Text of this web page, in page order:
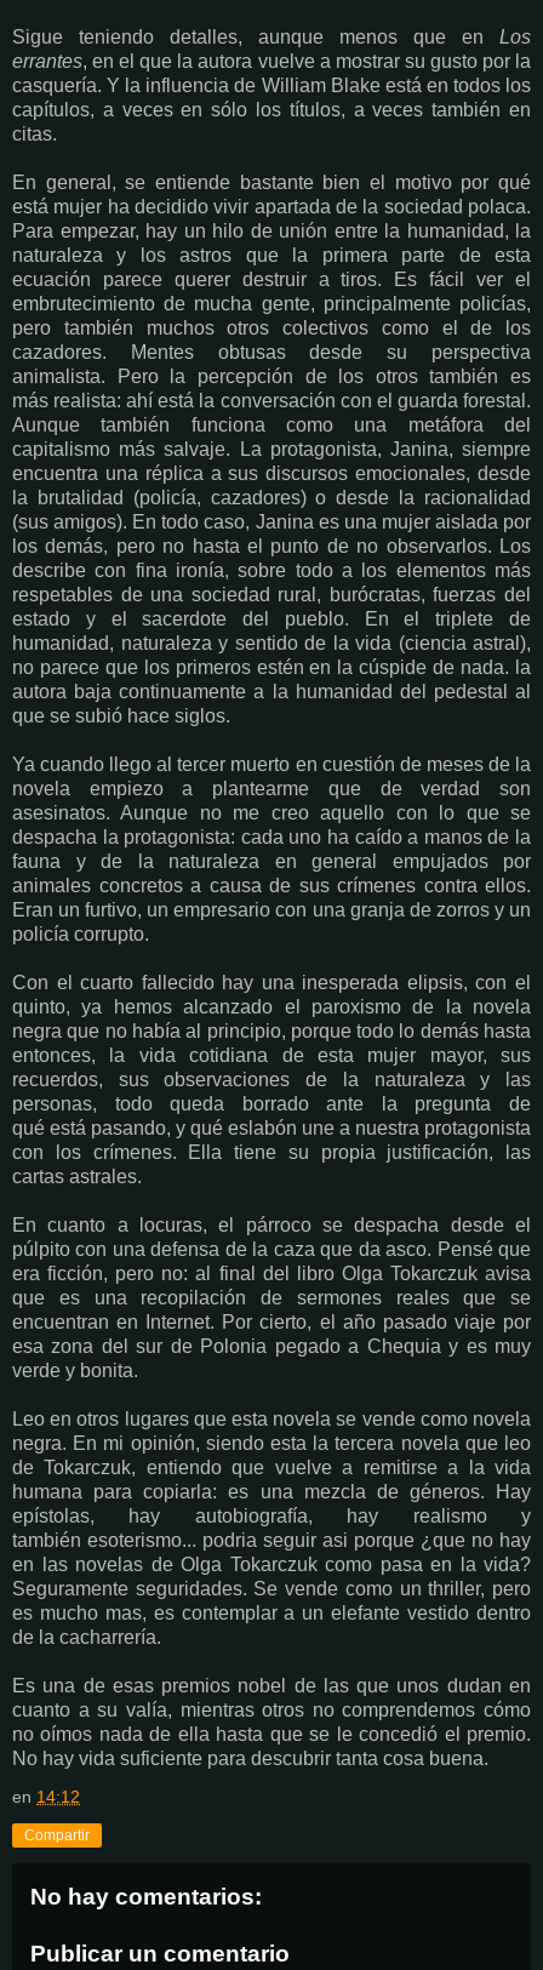
Sigue teniendo detalles, aunque menos que en Los
errantes, en el que la autora vuelve a mostrar su gusto por la
casquería. Y la influencia de William Blake está en todos los
capítulos, a veces en sólo los títulos, a veces también en
citas.
En general, se entiende bastante bien el motivo por qué
está mujer ha decidido vivir apartada de la sociedad polaca.
Para empezar, hay un hilo de unión entre la humanidad, la
naturaleza y los astros que la primera parte de esta
ecuación parece querer destruir a tiros. Es fácil ver el
embrutecimiento de mucha gente, principalmente policías,
pero también muchos otros colectivos como el de los
cazadores. Mentes obtusas desde su perspectiva
animalista. Pero la percepción de los otros también es
más realista: ahí está la conversación con el guarda forestal.
Aunque también funciona como una metáfora del
capitalismo más salvaje. La protagonista, Janina, siempre
encuentra una réplica a sus discursos emocionales, desde
la brutalidad (policía, cazadores) o desde la racionalidad
(sus amigos). En todo caso, Janina es una mujer aislada por
los demás, pero no hasta el punto de no observarlos. Los
describe con fina ironía, sobre todo a los elementos más
respetables de una sociedad rural, burócratas, fuerzas del
estado y el sacerdote del pueblo. En el triplete de
humanidad, naturaleza y sentido de la vida (ciencia astral),
no parece que los primeros estén en la cúspide de nada. la
autora baja continuamente a la humanidad del pedestal al
que se subió hace siglos.
Ya cuando llego al tercer muerto en cuestión de meses de la
novela empiezo a plantearme que de verdad son
asesinatos. Aunque no me creo aquello con lo que se
despacha la protagonista: cada uno ha caído a manos de la
fauna y de la naturaleza en general empujados por
animales concretos a causa de sus crímenes contra ellos.
Eran un furtivo, un empresario con una granja de zorros y un
policía corrupto.
Con el cuarto fallecido hay una inesperada elipsis, con el
quinto, ya hemos alcanzado el paroxismo de la novela
negra que no había al principio, porque todo lo demás hasta
entonces, la vida cotidiana de esta mujer mayor, sus
recuerdos, sus observaciones de la naturaleza y las
personas, todo queda borrado ante la pregunta de
qué está pasando, y qué eslabón une a nuestra protagonista
con los crímenes. Ella tiene su propia justificación, las
cartas astrales.
En cuanto a locuras, el párroco se despacha desde el
púlpito con una defensa de la caza que da asco. Pensé que
era ficción, pero no: al final del libro Olga Tokarczuk avisa
que es una recopilación de sermones reales que se
encuentran en Internet. Por cierto, el año pasado viaje por
esa zona del sur de Polonia pegado a Chequia y es muy
verde y bonita.
Leo en otros lugares que esta novela se vende como novela
negra. En mi opinión, siendo esta la tercera novela que leo
de Tokarczuk, entiendo que vuelve a remitirse a la vida
humana para copiarla: es una mezcla de géneros. Hay
epístolas, hay autobiografía, hay realismo y
también esoterismo... podria seguir asi porque ¿que no hay
en las novelas de Olga Tokarczuk como pasa en la vida?
Seguramente seguridades. Se vende como un thriller, pero
es mucho mas, es contemplar a un elefante vestido dentro
de la cacharrería.
Es una de esas premios nobel de las que unos dudan en
cuanto a su valía, mientras otros no comprendemos cómo
no oímos nada de ella hasta que se le concedió el premio.
No hay vida suficiente para descubrir tanta cosa buena.
en 14:12
Compartir
No hay comentarios:
Publicar un comentario